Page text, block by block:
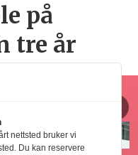
på
tre år
nettsted bruker vi
Du kan reservere